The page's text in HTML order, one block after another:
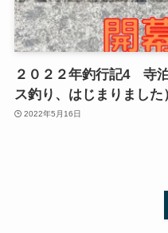
２０２２年釣行記4 寺
ス釣り、はじまりました
2022年5月16日